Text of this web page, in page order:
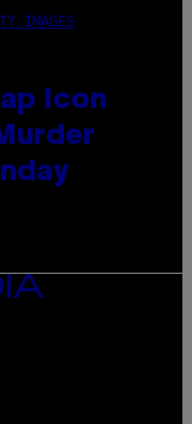
IMAGES
Icon